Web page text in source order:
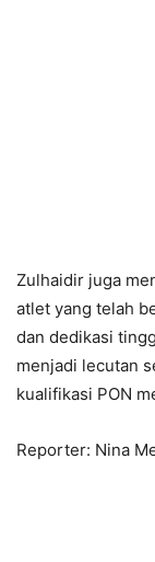
Zulhaidir juga
atlet yang telah
dan dedikasi
menjadi lecutan
kualifikasi PON
Reporter: Nina